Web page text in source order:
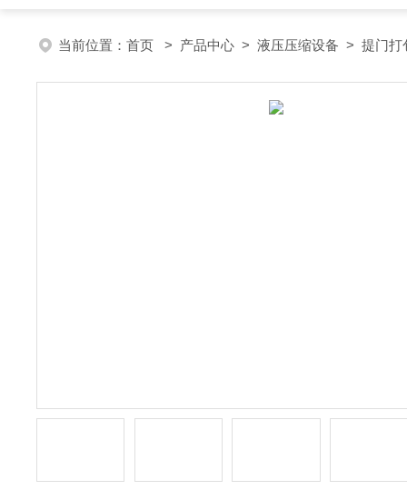
当前位置： 首页 > 产品中心 > 液压压缩设备 > 提门打